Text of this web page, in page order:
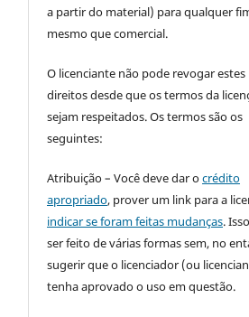
a partir do material) para qualquer
mesmo que comercial.
O licenciante não pode revogar estes
direitos desde que os termos da
sejam respeitados. Os termos são os
seguintes:
Atribuição – Você deve dar ocrédito
apropriado, prover um link para a
indicar se foram feitas mudanças.
ser feito de várias formas sem, no
sugerir que o licenciador (ou
tenha aprovado o uso em questão.